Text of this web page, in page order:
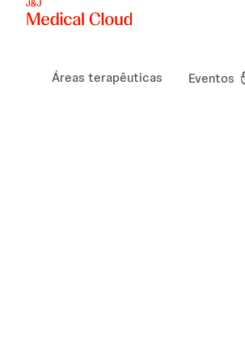
Áreas terapêuticas Eventos